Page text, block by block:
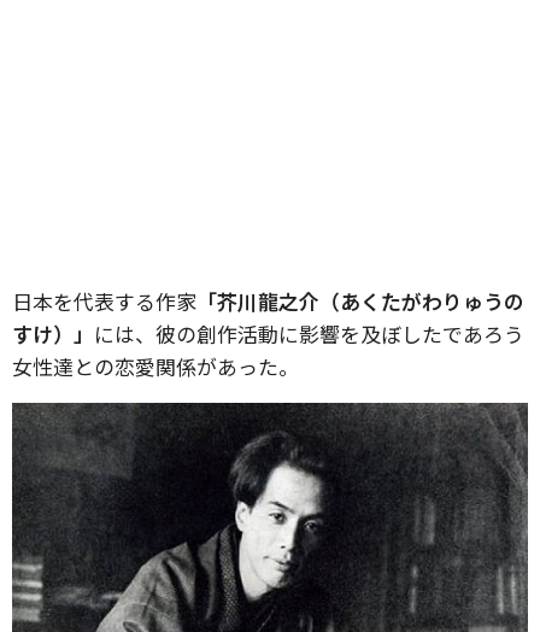
日本を代表する作家 「芥川龍之介（あくたがわりゅうの
すけ）」 には、彼の創作活動に影響を及ぼしたであろう
女性達との恋愛関係があった。